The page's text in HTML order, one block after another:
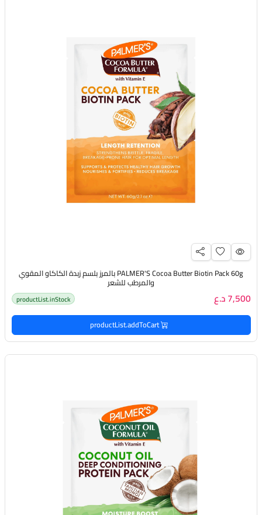
PALMER'S Cocoa Butter Biotin Pack 60g بالمرز بلسم زبدة الكاكاو المقوي
والمرطب للشعر
7,500 د.ع productList.inStock
productList.addToCart